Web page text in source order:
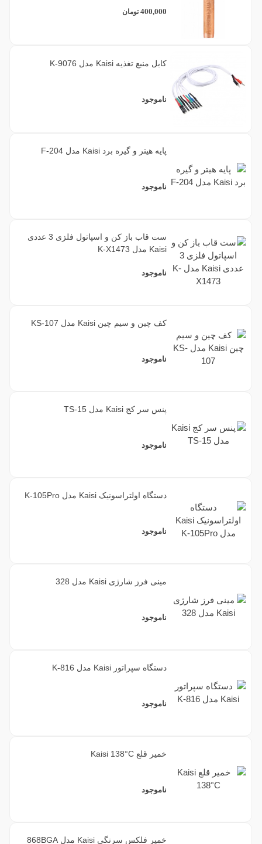
400,000 تومان
کابل منبع تغذیه Kaisi مدل K-9076
ناموجود
پایه هیتر و گیره برد Kaisi مدل F-204
ناموجود
ست قاب باز کن و اسپاتول فلزی 3 عددی
Kaisi مدل K-X1473
ناموجود
کف چین و سیم چین Kaisi مدل KS-107
ناموجود
پنس سر کج Kaisi مدل TS-15
ناموجود
دستگاه اولتراسونیک Kaisi مدل K-105Pro
ناموجود
مینی فرز شارژی Kaisi مدل 328
ناموجود
دستگاه سپراتور Kaisi مدل K-816
ناموجود
خمیر قلع Kaisi 138°C
ناموجود
خمیر فلکس سرنگی Kaisi مدل 868BGA